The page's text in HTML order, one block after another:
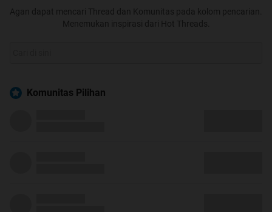
Agan dapat mencari Thread dan Komunitas pada kolom pencarian.
Menemukan inspirasi dari Hot Threads.
Komunitas Pilihan